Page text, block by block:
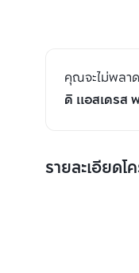
คุณจะไม่พลา
ดิ แอสเดรส
รายละเอียดโ